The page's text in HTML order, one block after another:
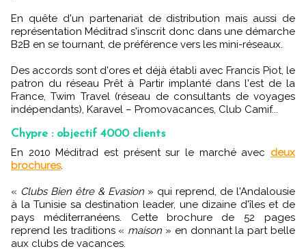
En quête d'un partenariat de distribution mais aussi de
représentation Méditrad s'inscrit donc dans une démarche
B2B en se tournant, de préférence vers les mini-réseaux.
Des accords sont d'ores et déjà établi avec Francis Piot, le
patron du réseau Prêt à Partir implanté dans l'est de la
France, Twim Travel (réseau de consultants de voyages
indépendants), Karavel – Promovacances, Club Camif...
Chypre : objectif 4000 clients
En 2010 Méditrad est présent sur le marché avec deux
brochures.
« Clubs Bien être & Evasion » qui reprend, de l'Andalousie
à la Tunisie sa destination leader, une dizaine d'îles et de
pays méditerranéens. Cette brochure de 52 pages
reprend les traditions « maison » en donnant la part belle
aux clubs de vacances.